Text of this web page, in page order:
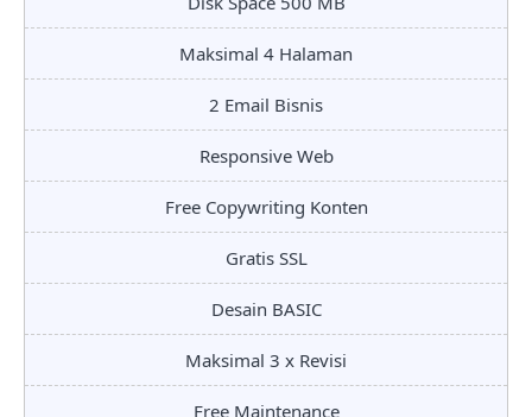
Maksimal 4 Halaman
2 Email Bisnis
Responsive Web
Free Copywriting Konten
Gratis SSL
Desain BASIC
Maksimal 3 x Revisi
Free Maintenance